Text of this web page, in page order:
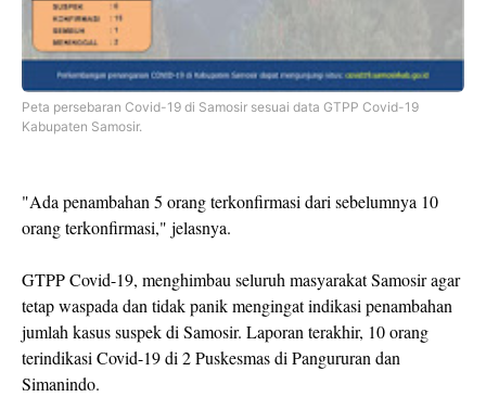
Peta persebaran Covid-19 di Samosir sesuai data GTPP Covid-19
Kabupaten Samosir.
"Ada penambahan 5 orang terkonfirmasi dari sebelumnya 10
orang terkonfirmasi," jelasnya.
GTPP Covid-19, menghimbau seluruh masyarakat Samosir agar
tetap waspada dan tidak panik mengingat indikasi penambahan
jumlah kasus suspek di Samosir. Laporan terakhir, 10 orang
terindikasi Covid-19 di 2 Puskesmas di Pangururan dan
Simanindo.